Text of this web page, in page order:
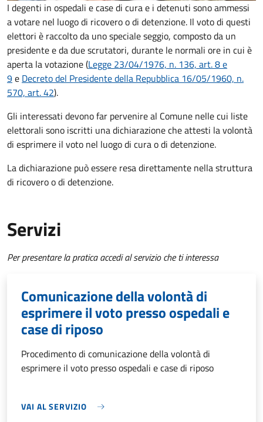
I degenti in ospedali e case di cura e i detenuti sono ammessi
a votare nel luogo di ricovero o di detenzione. Il voto di questi
elettori è raccolto da uno speciale seggio, composto da un
presidente e da due scrutatori, durante le normali ore in cui è
aperta la votazione (Legge 23/04/1976, n. 136, art. 8 e
9e Decreto del Presidente della Repubblica 16/05/1960, n.
570, art. 42).
Gli interessati devono far pervenire al Comune nelle cui liste
elettorali sono iscritti una dichiarazione che attesti la volontà
di esprimere il voto nel luogo di cura o di detenzione.
La dichiarazione può essere resa direttamente nella struttura
di ricovero o di detenzione.
Servizi
Per presentare la pratica accedi al servizio che ti interessa
Comunicazione della volontà di
esprimere il voto presso ospedali e
case di riposo
Procedimento di comunicazione della volontà di
esprimere il voto presso ospedali e case di riposo
VAI AL SERVIZIO